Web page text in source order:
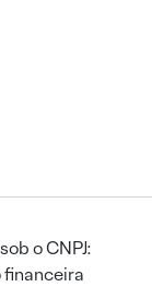
o CNPJ: